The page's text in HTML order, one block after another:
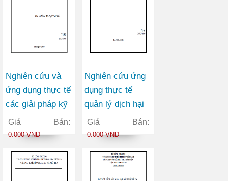
Nghiên cứu và
ứng dụng thực tế
các giải pháp kỹ
thuật canh tác và
quản lý tổng hợp
hại chủ yếu trên
Giá Bán:
0.000 VNĐ
Nghiên cứu ứng
dụng thực tế
quản lý dịch hại
tổng hợp (IPM)
và một số giải
nâng cao năng
suất cà phê bền
Giá Bán:
0.000 VNĐ